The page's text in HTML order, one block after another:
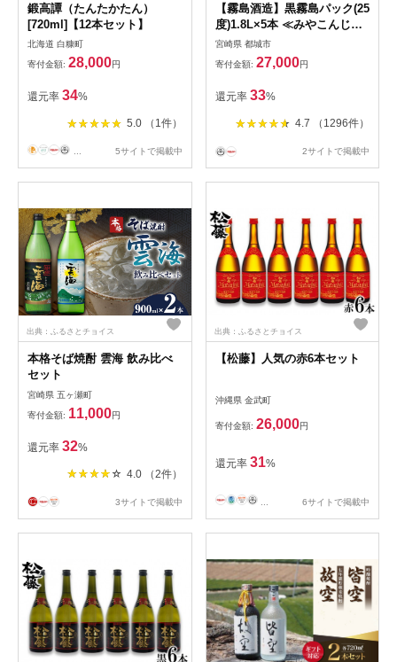
鍛高譚（たんたかたん）
[720ml]【12本セット】
北海道 白糠町
寄付金額: 28,000円
還元率 34%
5.0 （1件）
5サイトで掲載中
【霧島酒造】黒霧島パック(25
度)1.8L×5本 ≪みやこんじょ
特急便≫ - くろきりしま 一升
パック 霧島酒造 黒霧島 25度
1.8L×5本 お湯割り/水割り/ロ
ック/ストレート 本格焼酎 定
番焼酎 AD-0708_
宮崎県 都城市
寄付金額: 27,000円
還元率 33%
4.7 （1296件）
2サイトで掲載中
出典：ふるさとチョイス
本格そば焼酎 雲海 飲み比べ
セット
宮崎県 五ヶ瀬町
寄付金額: 11,000円
還元率 32%
4.0 （2件）
3サイトで掲載中
出典：ふるさとチョイス
【松藤】人気の赤6本セット
沖縄県 金武町
寄付金額: 26,000円
還元率 31%
6サイトで掲載中